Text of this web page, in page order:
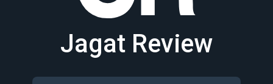
Jagat Review